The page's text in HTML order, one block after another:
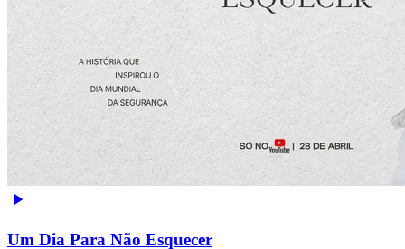
Um Dia Para Não Esquecer